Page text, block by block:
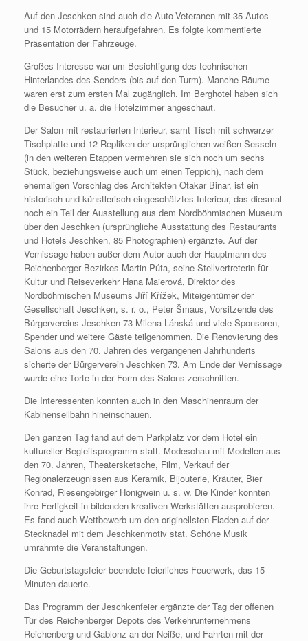
Auf den Jeschken sind auch die Auto-Veteranen mit 35 Autos
und 15 Motorrädern heraufgefahren. Es folgte kommentierte
Präsentation der Fahrzeuge.
Großes Interesse war um Besichtigung des technischen
Hinterlandes des Senders (bis auf den Turm). Manche Räume
waren erst zum ersten Mal zugänglich. Im Berghotel haben sich
die Besucher u. a. die Hotelzimmer angeschaut.
Der Salon mit restaurierten Interieur, samt Tisch mit schwarzer
Tischplatte und 12 Repliken der ursprünglichen weißen Sesseln
(in den weiteren Etappen vermehren sie sich noch um sechs
Stück, beziehungsweise auch um einen Teppich), nach dem
ehemaligen Vorschlag des Architekten Otakar Binar, ist ein
historisch und künstlerisch eingeschätztes Interieur, das diesmal
noch ein Teil der Ausstellung aus dem Nordböhmischen Museum
über den Jeschken (ursprüngliche Ausstattung des Restaurants
und Hotels Jeschken, 85 Photographien) ergänzte. Auf der
Vernissage haben außer dem Autor auch der Hauptmann des
Reichenberger Bezirkes Martin Púta, seine Stellvertreterin für
Kultur und Reiseverkehr Hana Maierová, Direktor des
Nordböhmischen Museums Jiří Křížek, Miteigentümer der
Gesellschaft Jeschken, s. r. o., Peter Šmaus, Vorsitzende des
Bürgervereins Jeschken 73 Milena Lánská und viele Sponsoren,
Spender und weitere Gäste teilgenommen. Die Renovierung des
Salons aus den 70. Jahren des vergangenen Jahrhunderts
sicherte der Bürgerverein Jeschken 73. Am Ende der Vernissage
wurde eine Torte in der Form des Salons zerschnitten.
Die Interessenten konnten auch in den Maschinenraum der
Kabinenseilbahn hineinschauen.
Den ganzen Tag fand auf dem Parkplatz vor dem Hotel ein
kultureller Begleitsprogramm statt. Modeschau mit Modellen aus
den 70. Jahren, Theatersketsche, Film, Verkauf der
Regionalerzeugnissen aus Keramik, Bijouterie, Kräuter, Bier
Konrad, Riesengebirger Honigwein u. s. w. Die Kinder konnten
ihre Fertigkeit in bildenden kreativen Werkstätten ausprobieren.
Es fand auch Wettbewerb um den originellsten Fladen auf der
Stecknadel mit dem Jeschkenmotiv stat. Schöne Musik
umrahmte die Veranstaltungen.
Die Geburtstagsfeier beendete feierliches Feuerwerk, das 15
Minuten dauerte.
Das Programm der Jeschkenfeier ergänzte der Tag der offenen
Tür des Reichenberger Depots des Verkehrunternehmens
Reichenberg und Gablonz an der Neiße, und Fahrten mit der